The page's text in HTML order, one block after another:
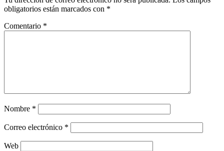
obligatorios están marcados con *
Comentario *
Nombre *
Correo electrónico *
Web